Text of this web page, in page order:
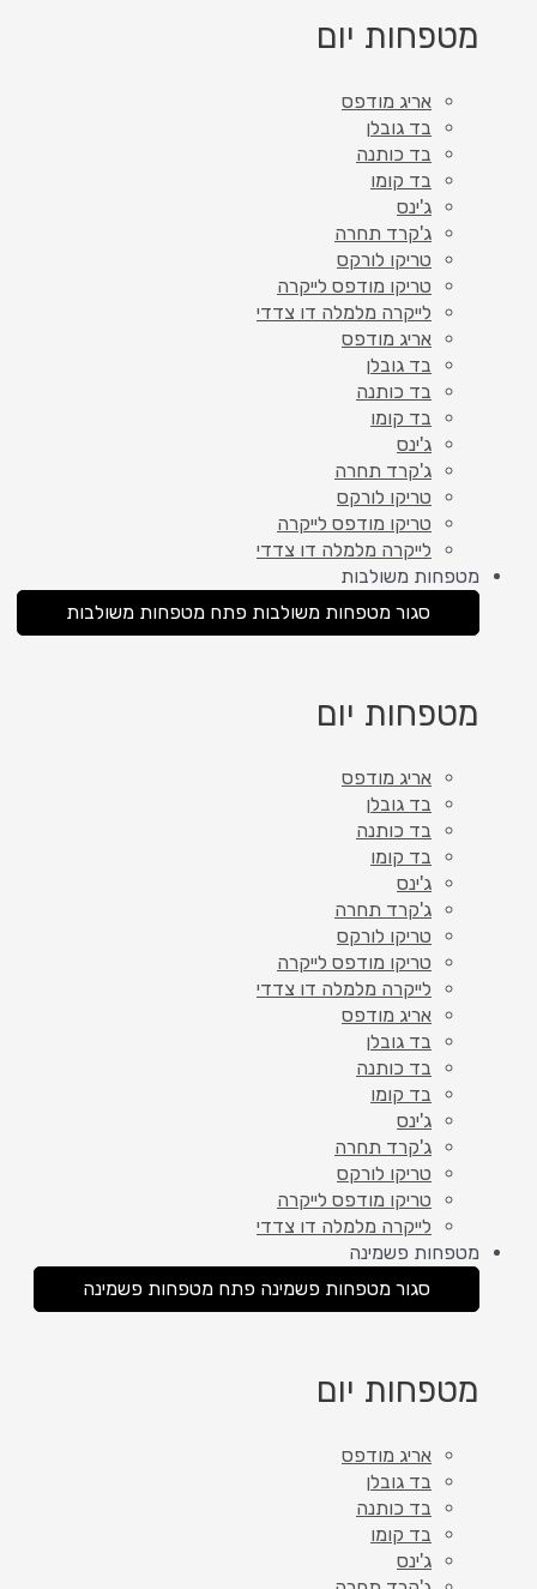
מטפחות יום
אריג מודפס
בד גובלן
בד כותנה
בד קומו
ג'ינס
ג'קרד תחרה
טריקו לורקס
טריקו מודפס לייקרה
לייקרה מלמלה דו צדדי
אריג מודפס
בד גובלן
בד כותנה
בד קומו
ג'ינס
ג'קרד תחרה
טריקו לורקס
טריקו מודפס לייקרה
לייקרה מלמלה דו צדדי
מטפחות משולבות
סגור מטפחות משולבות פתח מטפחות משולבות
מטפחות יום
אריג מודפס
בד גובלן
בד כותנה
בד קומו
ג'ינס
ג'קרד תחרה
טריקו לורקס
טריקו מודפס לייקרה
לייקרה מלמלה דו צדדי
אריג מודפס
בד גובלן
בד כותנה
בד קומו
ג'ינס
ג'קרד תחרה
טריקו לורקס
טריקו מודפס לייקרה
לייקרה מלמלה דו צדדי
מטפחות פשמינה
סגור מטפחות פשמינה פתח מטפחות פשמינה
מטפחות יום
אריג מודפס
בד גובלן
בד כותנה
בד קומו
ג'ינס